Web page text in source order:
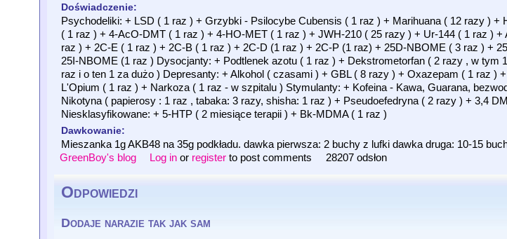
Doświadczenie:
Psychodeliki: + LSD ( 1 raz ) + Grzybki - Psilocybe Cubensis ( 1 raz ) + Marihuana ( 12 razy )
( 1 raz ) + 4-AcO-DMT ( 1 raz ) + 4-HO-MET ( 1 raz ) + JWH-210 ( 25 razy ) + Ur-144 ( 1 raz )
raz ) + 2C-E ( 1 raz ) + 2C-B ( 1 raz ) + 2C-D (1 raz ) + 2C-P (1 raz) + 25D-NBOME ( 3 raz ) +
25I-NBOME (1 raz ) Dysocjanty: + Podtlenek azotu ( 1 raz ) + Dekstrometorfan ( 2 razy , w tym
raz i o ten 1 za dużo ) Depresanty: + Alkohol ( czasami ) + GBL ( 8 razy ) + Oxazepam ( 1 raz )
L'Opium ( 1 raz ) + Narkoza ( 1 raz - w szpitalu ) Stymulanty: + Kofeina - Kawa, Guarana,
Nikotyna ( papierosy : 1 raz , tabaka: 3 razy, shisha: 1 raz ) + Pseudoefedryna ( 2 razy ) + 3,4
Niesklasyfikowane: + 5-HTP ( 2 miesiące terapii ) + Bk-MDMA ( 1 raz )
Dawkowanie:
Mieszanka 1g AKB48 na 35g podkładu. dawka pierwsza: 2 buchy z lufki dawka druga: 10-15
GreenBoy's blog
Log in or register to post comments 28207 odsłon
Odpowiedzi
Dodaje narazie tak jak sam